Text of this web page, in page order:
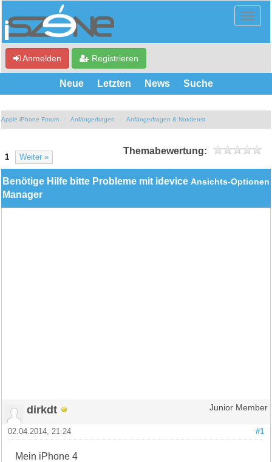
Anmelden Registrieren
Neue Letzten News Suche
Apple iPhone Forum Anfängerfragen Anfängerfragen & Notdienst
1 Weiter »
Themabewertung:
Ansichts-Optionen
Benötige Hilfe bitte Probleme mit idevice
Manager
dirkdt Junior Member
#1
02.04.2014, 21:24
Mein iPhone 4